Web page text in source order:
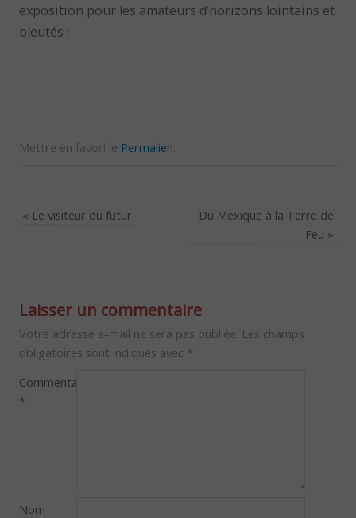
exposition pour les amateurs d’horizons lointains et
bleutés !
Mettre en favori le Permalien
« Le visiteur du futur
Du Mexique à la Terre de
Feu »
Laisser un commentaire
Votre adresse e-mail ne sera pas publiée. Les champs
obligatoires sont indiqués avec *
Commentaire
*
Nom